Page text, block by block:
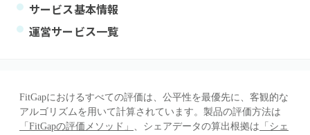
サービス基本情報
運営サービス一覧
FitGapにおけるすべての評価は、公平性を最優先に、客観的な
アルゴリズムを用いて計算されています。製品の評価方法は
「FitGapの評価メソッド」 、シェアデータの算出根拠は 「シェ